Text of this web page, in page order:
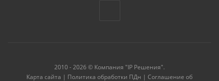
2010 - 2026 © Компания "IP Решения".
Карта сайта | Политика обработки ПДн | Соглашение об